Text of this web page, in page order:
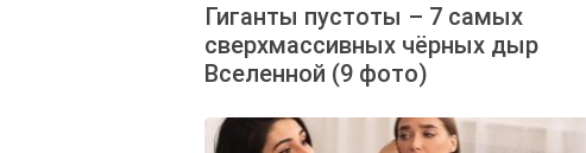
Гиганты пустоты – 7 самых
сверхмассивных чёрных дыр
Вселенной (9 фото)